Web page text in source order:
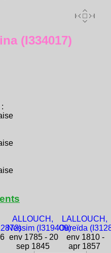
(I334017)
ALLOUCH,
Nessim (I319409)
env 1785 - 20
sep 1845
LALLOUCH,
Oureïda
env 1810 -
apr 1857